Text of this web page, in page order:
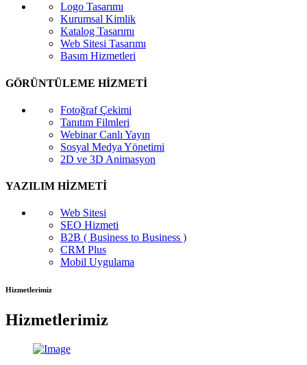
Logo Tasarımı
Kurumsal Kimlik
Katalog Tasarımı
Web Sitesi Tasarımı
Basım Hizmetleri
GÖRÜNTÜLEME HİZMETİ
Fotoğraf Çekimi
Tanıtım Filmleri
Webinar Canlı Yayın
Sosyal Medya Yönetimi
2D ve 3D Animasyon
YAZILIM HİZMETİ
Web Sitesi
SEO Hizmeti
B2B ( Business to Business )
CRM Plus
Mobil Uygulama
Hizmetlerimiz
Hizmetlerimiz